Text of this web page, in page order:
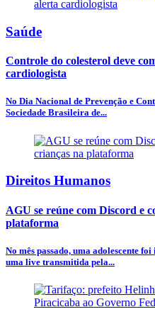
Saúde
Controle do colesterol deve
cardiologista
No Dia Nacional de Prevenção e
Sociedade Brasileira de...
Direitos Humanos
AGU se reúne com Discord e
plataforma
No mês passado, uma adolescente
uma live transmitida pela...